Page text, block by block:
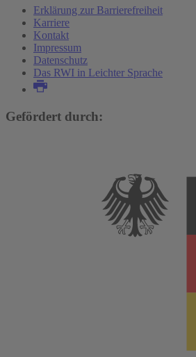
Erklärung zur Barrierefreiheit
Karriere
Kontakt
Impressum
Datenschutz
Das RWI in Leichter Sprache
Gefördert durch: